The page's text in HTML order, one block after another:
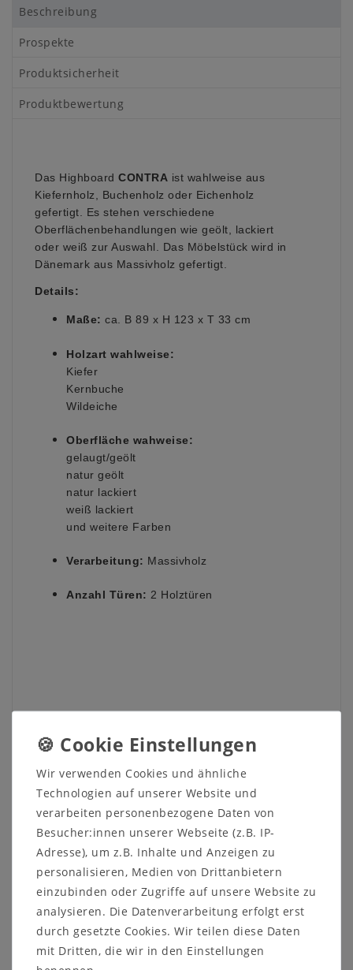
Beschreibung
Prospekte
Produktsicherheit
Produktbewertung
Das Highboard CONTRA ist wahlweise aus
Kiefernholz, Buchenholz oder Eichenholz
gefertigt. Es stehen verschiedene
Oberflächenbehandlungen wie geölt, lackiert
oder weiß zur Auswahl. Das Möbelstück wird in
Dänemark aus Massivholz gefertigt.
Details:
Maße: ca. B 89 x H 123 x T 33 cm
Holzart wahlweise:
Kiefer
Kernbuche
Wildeiche
Oberfläche wahweise:
gelaugt/geölt
natur geölt
natur lackiert
weiß lackiert
und weitere Farben
Verarbeitung: Massivholz
Anzahl Türen: 2 Holztüren
Maße ca.:
Höhe: 122,6 cm
Tiefe: 32,9 cm
Anzahl Türen:
Anzahl Einlegeböden:
2 verstellbare Einlegeböden
Weitere Informationen zum
Programm:
Wir verwenden Cookies und ähnliche
Technologien auf unserer Website und
verarbeiten personenbezogene Daten von
Besucher:innen unserer Webseite (z.B. IP-
Adresse), um z.B. Inhalte und Anzeigen zu
personalisieren, Medien von Drittanbietern
einzubinden oder Zugriffe auf unsere Website zu
analysieren. Die Datenverarbeitung erfolgt erst
durch gesetzte Cookies. Wir teilen diese Daten
mit Dritten, die wir in den Einstellungen